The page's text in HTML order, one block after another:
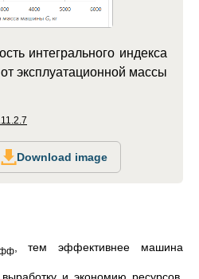
интегрального индекса
от эксплуатационной массы
Download image
, тем эффективнее машина